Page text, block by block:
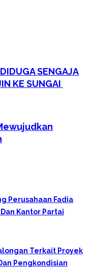
SENGAJA
KE SUNGAI
Perusahaan Fadia
Kantor Partai
Terkait Proyek
Pengkondisian